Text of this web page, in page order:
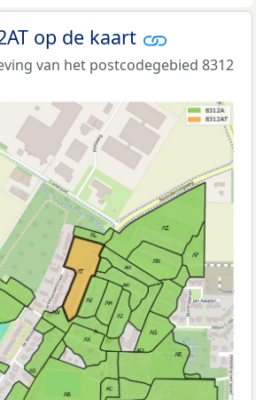
op de kaart
van het postcodegebied 8312